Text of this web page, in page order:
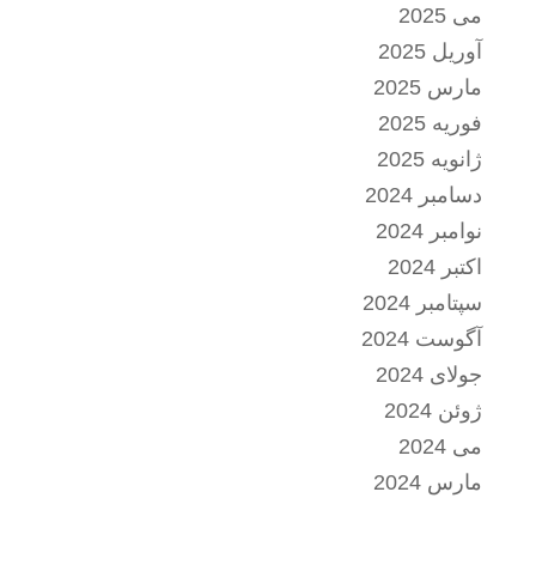
می 2025
آوریل 2025
مارس 2025
فوریه 2025
ژانویه 2025
دسامبر 2024
نوامبر 2024
اکتبر 2024
سپتامبر 2024
آگوست 2024
جولای 2024
ژوئن 2024
می 2024
مارس 2024